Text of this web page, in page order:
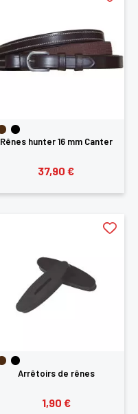
Rênes hunter 16 mm Canter
37,90 €
Arrêtoirs de rênes
1,90 €